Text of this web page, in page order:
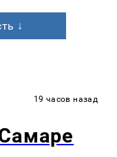
↓
19 часов назад